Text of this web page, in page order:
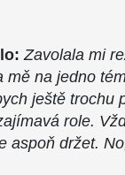
Zavolala mi
mě na jedno
ještě trochu
role.
aspoň držet.